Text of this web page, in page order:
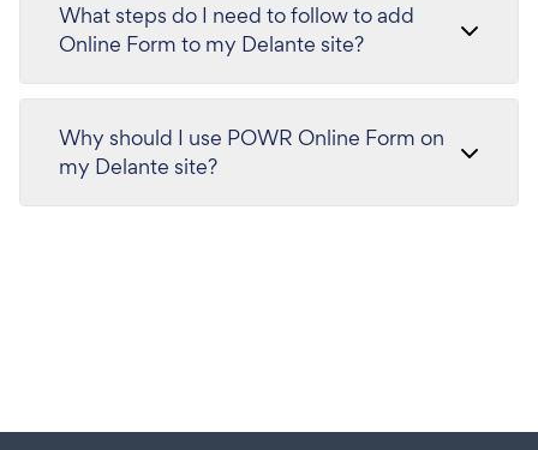
What steps do I need to follow to add
Online Form to my Delante site?
Why should I use POWR Online Form on
my Delante site?